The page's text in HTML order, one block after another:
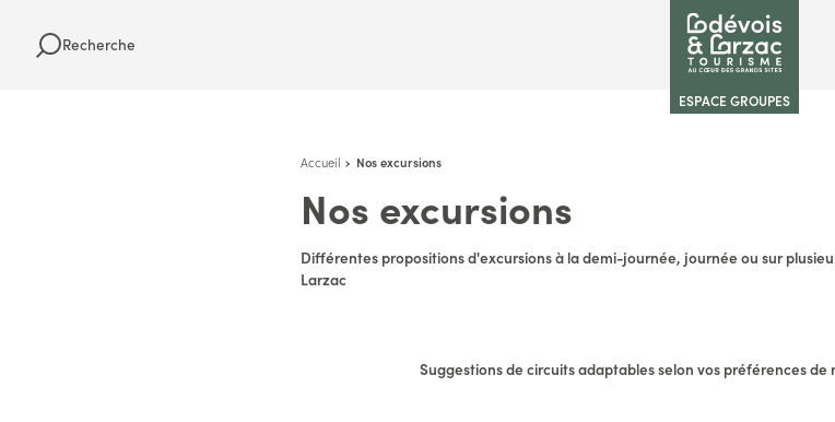
Recherche
ESPACE GROUPES
Accueil Nos excursions
Nos excursions
Différentes propositions d'excursions à la demi-journée, journée ou sur
Larzac
Suggestions de circuits adaptables selon vos préférences